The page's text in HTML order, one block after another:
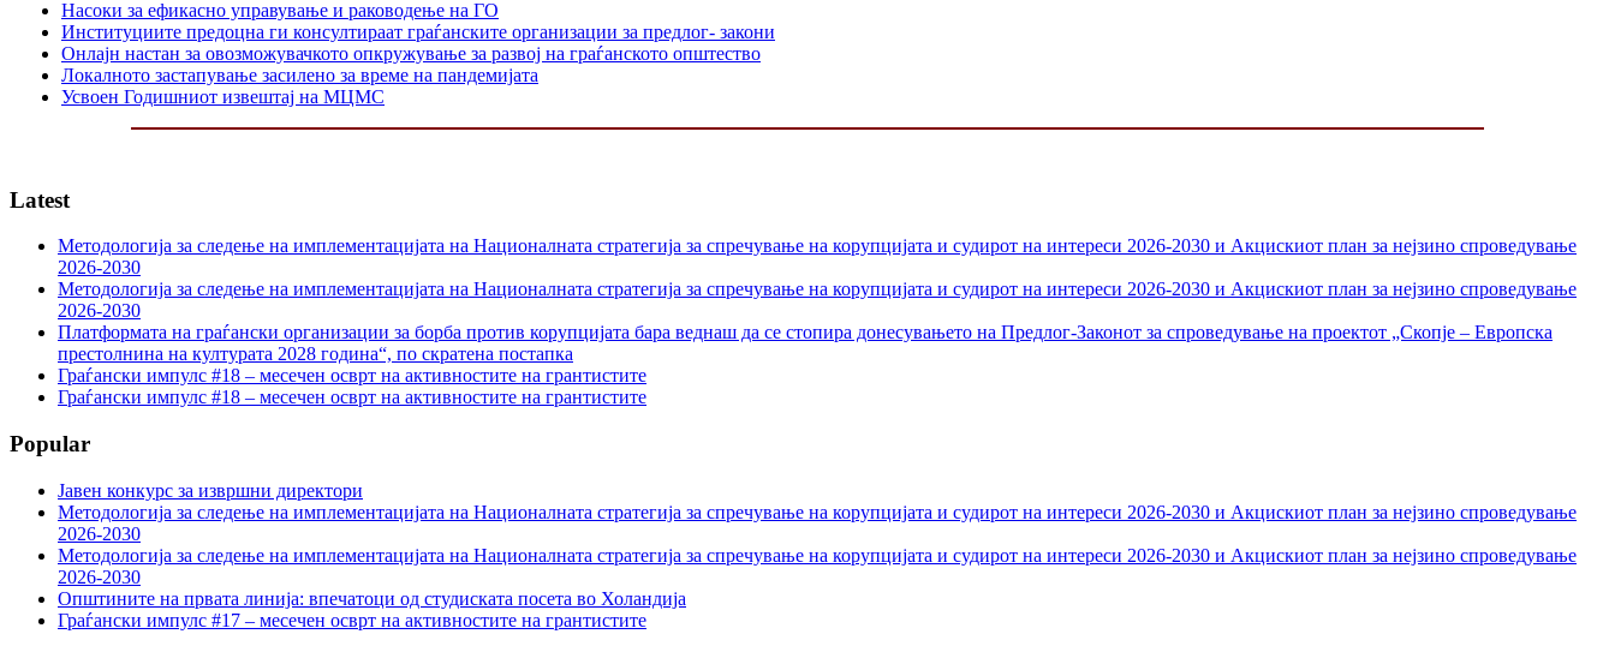
Насоки за ефикасно управување и раководење на ГО
Институциите предоцна ги консултираат граѓанските организации за предлог- закони
Онлајн настан за овозможувачкото опкружување за развој на граѓанското општество
Локалното застапување засилено за време на пандемијата
Усвоен Годишниот извештај на МЦМС
Latest
Методологија за следење на имплементацијата на Националната стратегија за спречување на корупцијата и судирот на интереси 2026-2030 и Акцискиот план за нејзино спроведување
2026-2030
Методологија за следење на имплементацијата на Националната стратегија за спречување на корупцијата и судирот на интереси 2026-2030 и Акцискиот план за нејзино спроведување
2026-2030
Платформата на граѓански организации за борба против корупцијата бара веднаш да се стопира донесувањето на Предлог-Законот за спроведување на проектот „Скопје – Европска
престолнина на културата 2028 година“, по скратена постапка
Граѓански импулс #18 – месечен осврт на активностите на грантистите
Граѓански импулс #18 – месечен осврт на активностите на грантистите
Popular
Јавен конкурс за извршни директори
Методологија за следење на имплементацијата на Националната стратегија за спречување на корупцијата и судирот на интереси 2026-2030 и Акцискиот план за нејзино спроведување
2026-2030
Методологија за следење на имплементацијата на Националната стратегија за спречување на корупцијата и судирот на интереси 2026-2030 и Акцискиот план за нејзино спроведување
2026-2030
Општините на првата линија: впечатоци од студиската посета во Холандија
Граѓански импулс #17 – месечен осврт на активностите на грантистите